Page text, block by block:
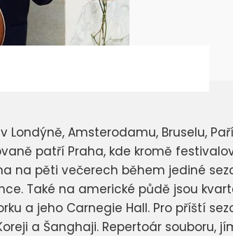
Amsterodamu, Bruselu,
patří Praha, kde kromě
na pěti večerech během jediné
Také na americké půdě jsou
a jeho Carnegie Hall. Pro příští
a Šanghaji. Repertoár souboru,